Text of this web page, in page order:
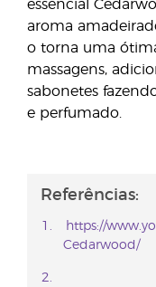
essencial
aroma
o torna uma
massagens,
sabonetes
e perfumado.
Referências:
https://
Cedarwood/